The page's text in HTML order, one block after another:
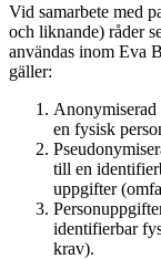
Vid samarbete med
och liknande) råder
användas inom Eva
gäller:
Anonymiserad
en fysisk
till en
uppgifter
identifierbar
krav).